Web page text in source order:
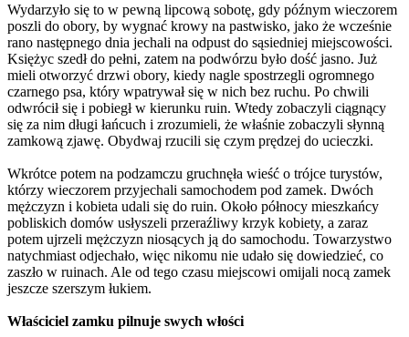
Wydarzyło się to w pewną lipcową sobotę, gdy późnym wieczorem
poszli do obory, by wygnać krowy na pastwisko, jako że wcześnie
rano następnego dnia jechali na odpust do sąsiedniej miejscowości.
Księżyc szedł do pełni, zatem na podwórzu było dość jasno. Już
mieli otworzyć drzwi obory, kiedy nagle spostrzegli ogromnego
czarnego psa, który wpatrywał się w nich bez ruchu. Po chwili
odwrócił się i pobiegł w kierunku ruin. Wtedy zobaczyli ciągnący
się za nim długi łańcuch i zrozumieli, że właśnie zobaczyli słynną
zamkową zjawę. Obydwaj rzucili się czym prędzej do ucieczki.
Wkrótce potem na podzamczu gruchnęła wieść o trójce turystów,
którzy wieczorem przyjechali samochodem pod zamek. Dwóch
mężczyzn i kobieta udali się do ruin. Około północy mieszkańcy
pobliskich domów usłyszeli przeraźliwy krzyk kobiety, a zaraz
potem ujrzeli mężczyzn niosących ją do samochodu. Towarzystwo
natychmiast odjechało, więc nikomu nie udało się dowiedzieć, co
zaszło w ruinach. Ale od tego czasu miejscowi omijali nocą zamek
jeszcze szerszym łukiem.
Właściciel zamku pilnuje swych włości